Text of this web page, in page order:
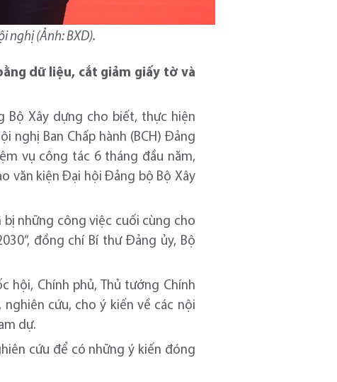
nghị (Ảnh: BXD).
dữ liệu, cắt giảm giấy tờ và
Bộ Xây dựng cho biết, thực hiện
nghị Ban Chấp hành (BCH) Đảng
vụ công tác 6 tháng đầu năm,
văn kiện Đại hội Đảng bộ Bộ Xây
những công việc cuối cùng cho
đồng chí Bí thư Đảng ủy, Bộ
hội, Chính phủ, Thủ tướng Chính
cứu, cho ý kiến về các nội
dự.
cứu để có những ý kiến đóng